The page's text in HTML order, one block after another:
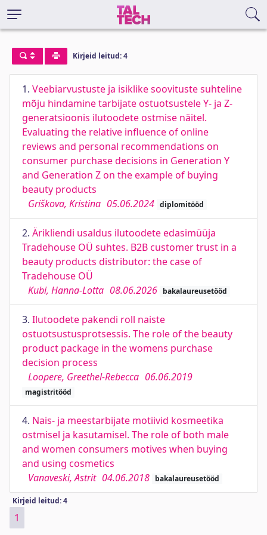
Kirjeid leitud: 4
1. Veebiarvustuste ja isiklike soovituste suhteline
mõju hindamine tarbijate ostuotsustele Y- ja Z-
generatsioonis ilutoodete ostmise näitel.
Evaluating the relative influence of online
reviews and personal recommendations on
consumer purchase decisions in Generation Y
and Generation Z on the example of buying
beauty products
Griškova, Kristina 05.06.2024 diplomitööd
2. Ärikliendi usaldus ilutoodete edasimüüja
Tradehouse OÜ suhtes. B2B customer trust in a
beauty products distributor: the case of
Tradehouse OÜ
Kubi, Hanna-Lotta 08.06.2026 bakalaureusetööd
3. Ilutoodete pakendi roll naiste
ostuotsustusprotsessis. The role of the beauty
product package in the womens purchase
decision process
Loopere, Greethel-Rebecca 06.06.2019
magistritööd
4. Nais- ja meestarbijate motiivid kosmeetika
ostmisel ja kasutamisel. The role of both male
and women consumers motives when buying
and using cosmetics
Vanaveski, Astrit 04.06.2018 bakalaureusetööd
Kirjeid leitud: 4
1